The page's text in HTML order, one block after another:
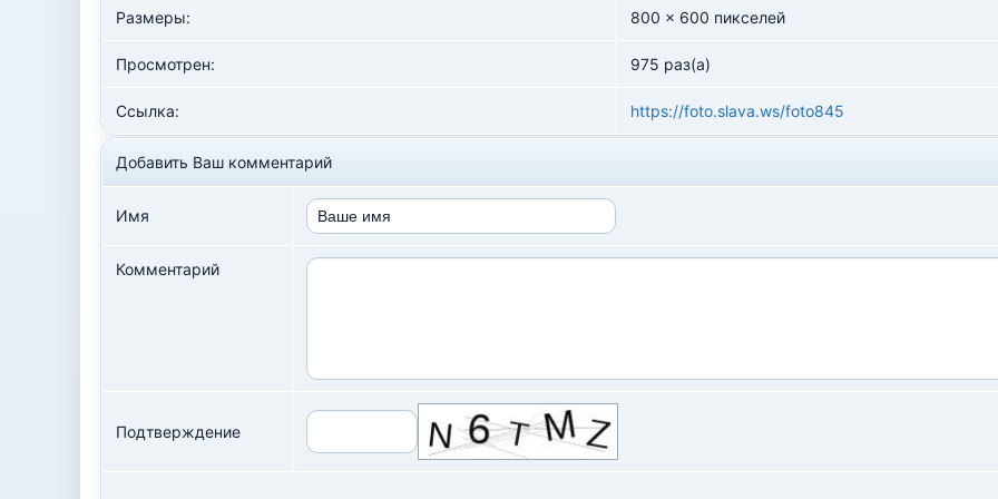
Размеры: 800 x 600 пикселей
Просмотрен: 975 раз(а)
Ссылка: https://foto.slava.ws/foto845
Добавить Ваш комментарий
Имя
Комментарий
Подтверждение